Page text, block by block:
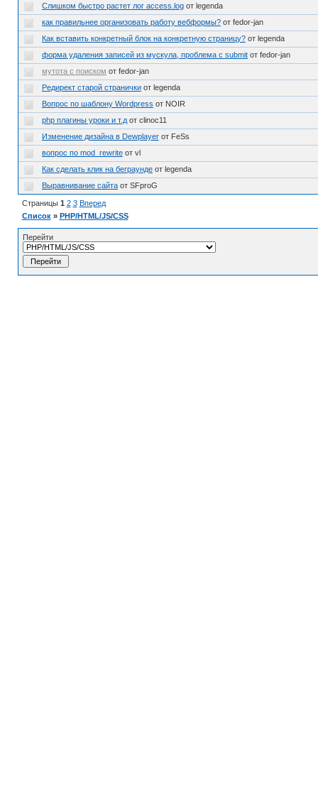
Слишком быстро растет лог access.log от legenda
как правильнее организовать работу вебформы? от fedor-jan
Как вставить конкретный блок на конкретную страницу? от legenda
форма удаления записей из мускула, проблема с submit от fedor-jan
мутота с поиском от fedor-jan
Редирект старой странички от legenda
Вопрос по шаблону Wordpress от NOIR
php плагины уроки и т.д от clinoc11
Изменение дизайна в Dewplayer от FeSs
вопрос по mod_rewrite от vl
Как сделать клик на беграунде от legenda
Выравнивание сайта от SFproG
Страницы 1 2 3 Вперед
Список » PHP/HTML/JS/CSS
Перейти